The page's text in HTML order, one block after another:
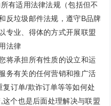
有适用法律法规（包括但不
反垃圾邮件法规，遵守B品牌
专业、得体的方式开展联盟
法律
将承担所有性质的设立和运
务有关的任何营销和推广活
订单/欺诈订单等等如何处
个也是后面处理解决与联盟